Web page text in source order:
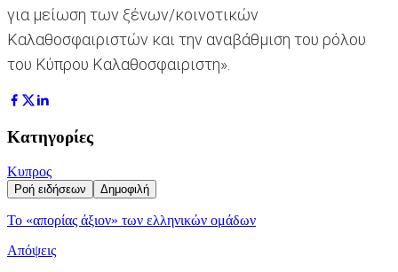
για μείωση των ξένων/κοινοτικών
Καλαθοσφαιριστών και την αναβάθμιση του ρόλου
του Κύπρου Καλαθοσφαιριστη».
Κατηγορίες
Κυπρος
Ροή ειδήσεων Δημοφιλή
Το «απορίας άξιον» των ελληνικών ομάδων
Απόψεις